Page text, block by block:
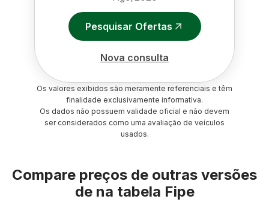
Pesquisar Ofertas
Nova consulta
Os valores exibidos são meramente referenciais e têm
finalidade exclusivamente informativa.
Os dados não possuem validade oficial e não devem
ser considerados como uma avaliação de veículos
usados.
Compare preços de outras versões
de na tabela Fipe